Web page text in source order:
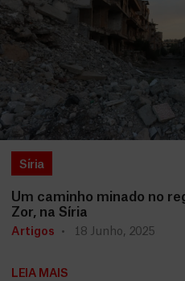
Síria
Um caminho minado no
Zor, na Síria
Artigos 18 Junho, 2025
LEIA MAIS